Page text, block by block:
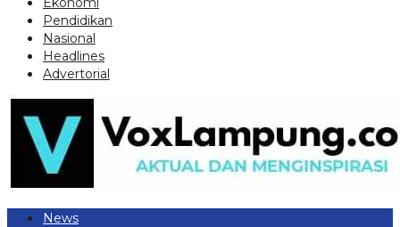
Pendidikan
Nasional
Headlines
Advertorial
News